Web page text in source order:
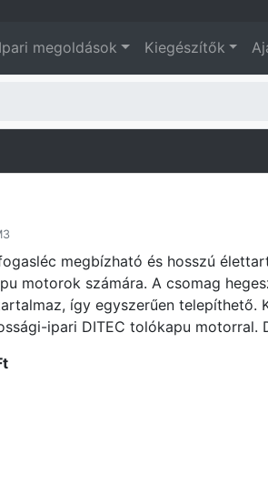
Ipari megoldások Kiegészítők
megbízható és hosszú
motorok számára. A csomag
így egyszerűen telepíthető.
ipari DITEC tolókapu motorral.